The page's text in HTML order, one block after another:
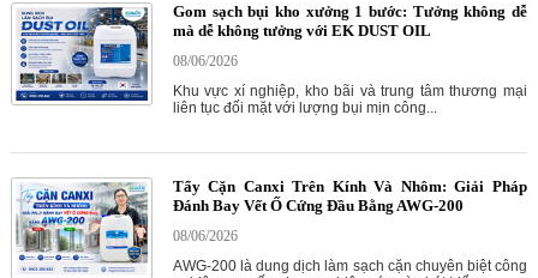
Gom sạch bụi kho xưởng 1 bước: Tưởng không dễ
mà dễ không tưởng với EK DUST OIL
08/06/2026
Khu vực xí nghiệp, kho bãi và trung tâm thương mại
liên tục đối mặt với lượng bụi mịn công...
Tẩy Cặn Canxi Trên Kính Và Nhôm: Giải Pháp
Đánh Bay Vết Ố Cứng Đầu Bằng AWG-200
08/06/2026
AWG-200 là dung dịch làm sạch cặn chuyên biệt công